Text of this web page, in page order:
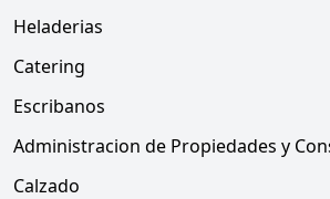
Heladerias
Catering
Escribanos
Administracion de Propiedades y
Calzado